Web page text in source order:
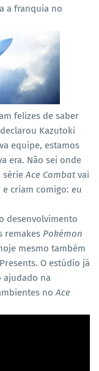
a franquia no
felizes de saber
Kazutoki
equipe, estamos
era. Não sei onde
sérieAce Combat vai
criam comigo: eu
desenvolvimento
remakes Pokémon
mesmo também
O estúdio já
ajudado na
noAce